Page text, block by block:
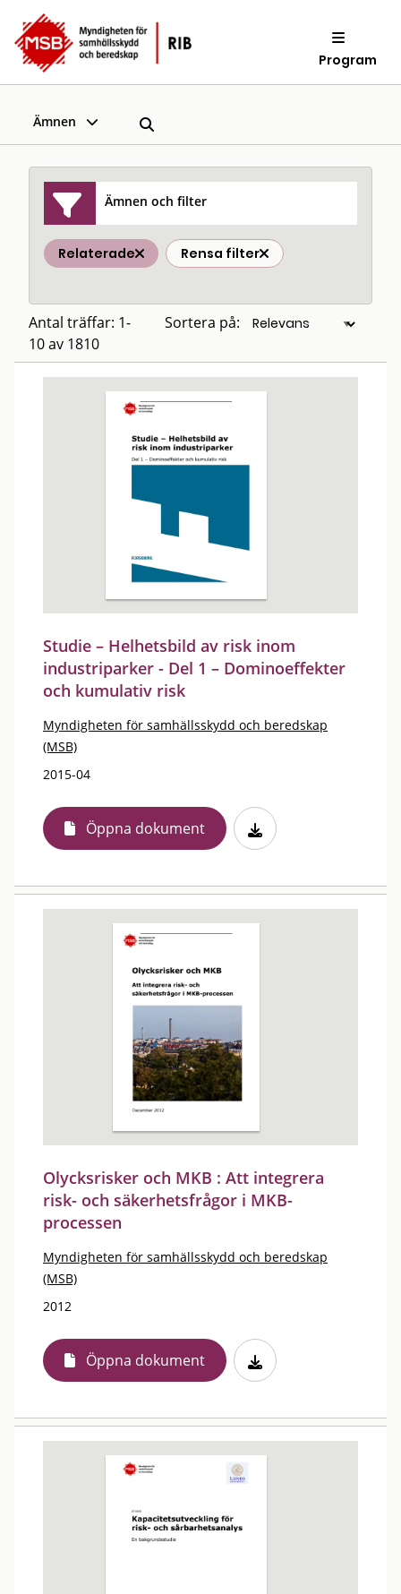
Program
Ämnen
Ämnen och filter
Relaterade Rensa filter
Antal träffar: 1-
10 av 1810
Sortera på:
Studie – Helhetsbild av risk inom
industriparker - Del 1 – Dominoeffekter
och kumulativ risk
Myndigheten för samhällsskydd och beredskap
(MSB)
2015-04
Öppna dokument
Olycksrisker och MKB : Att integrera
risk- och säkerhetsfrågor i MKB-
processen
Myndigheten för samhällsskydd och beredskap
(MSB)
2012
Öppna dokument